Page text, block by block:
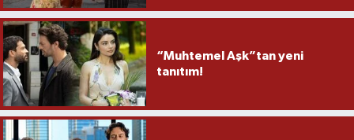
“Muhtemel Aşk”tan yeni
tanıtım!